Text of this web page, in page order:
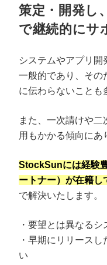
策定・開発し
で継続的にサ
システムやアプリ
一般的であり、その
に伝わらないことも
また、一次請けや
用もかかる傾向にあ
StockSunには経験
ートナー）が在籍し
で解決いたします。
・要望とは異なる
・早期にリリース
い